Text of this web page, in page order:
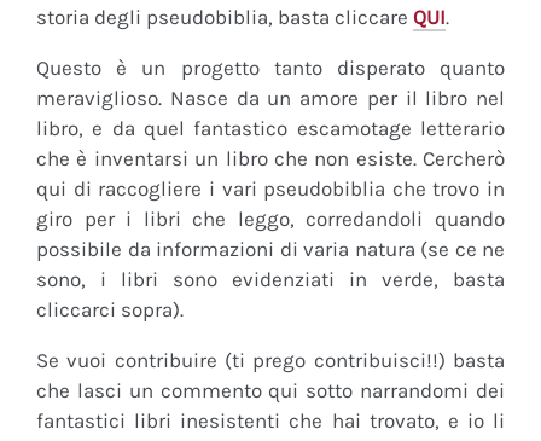
storia degli pseudobiblia, basta cliccare QUI.
Questo è un progetto tanto disperato quanto
meraviglioso. Nasce da un amore per il libro nel
libro, e da quel fantastico escamotage letterario
che è inventarsi un libro che non esiste. Cercherò
qui di raccogliere i vari pseudobiblia che trovo in
giro per i libri che leggo, corredandoli quando
possibile da informazioni di varia natura (se ce ne
sono, i libri sono evidenziati in verde, basta
cliccarci sopra).
Se vuoi contribuire (ti prego contribuisci!!) basta
che lasci un commento qui sotto narrandomi dei
fantastici libri inesistenti che hai trovato, e io li